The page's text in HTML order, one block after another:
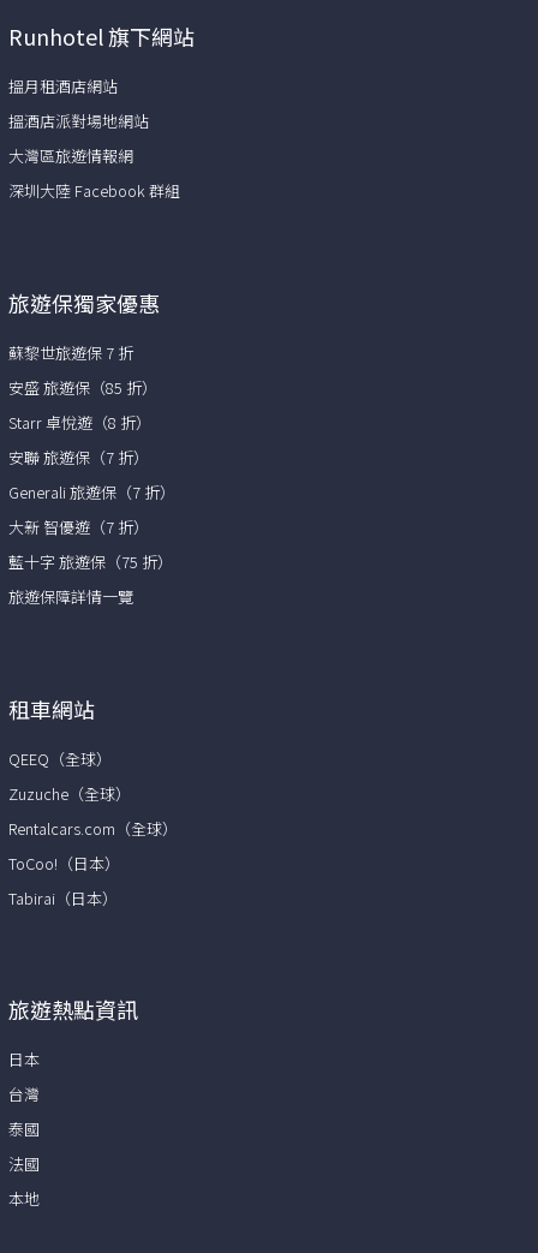
Runhotel 旗下網站
搵月租酒店網站
搵酒店派對場地網站
大灣區旅遊情報網
深圳大陸 Facebook 群組
旅遊保獨家優惠
蘇黎世旅遊保 7 折
安盛 旅遊保（85 折）
Starr 卓悅遊（8 折）
安聯 旅遊保（7 折）
Generali 旅遊保（7 折）
大新 智優遊（7 折）
藍十字 旅遊保（75 折）
旅遊保障詳情一覽
租車網站
QEEQ（全球）
Zuzuche（全球）
Rentalcars.com（全球）
ToCoo!（日本）
Tabirai（日本）
旅遊熱點資訊
日本
台灣
泰國
法國
本地